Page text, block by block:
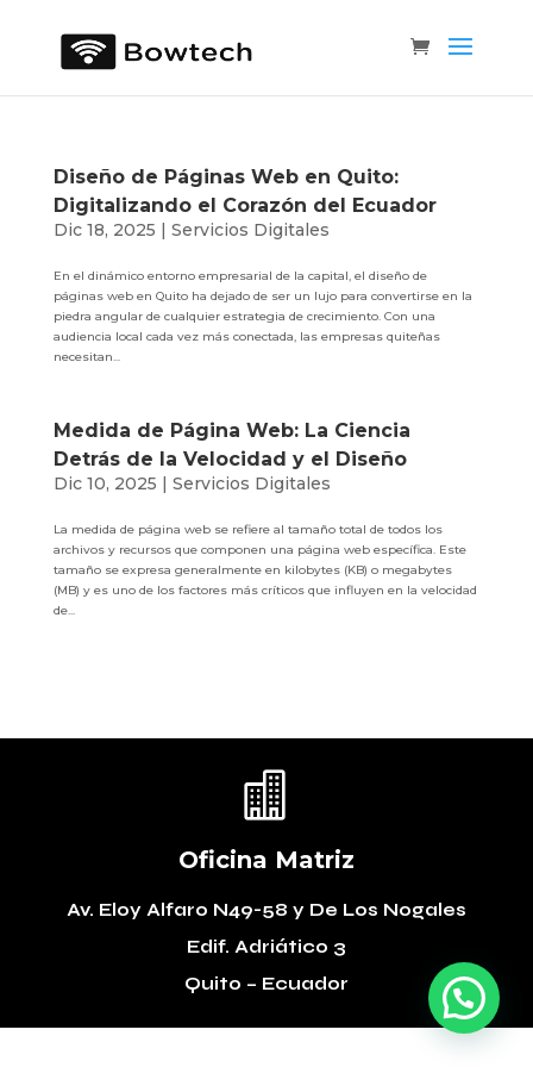
Diseño de Páginas Web en Quito:
Digitalizando el Corazón del Ecuador
Dic 18, 2025 | Servicios Digitales
En el dinámico entorno empresarial de la capital, el diseño de
páginas web en Quito ha dejado de ser un lujo para convertirse en la
piedra angular de cualquier estrategia de crecimiento. Con una
audiencia local cada vez más conectada, las empresas quiteñas
necesitan...
Medida de Página Web: La Ciencia
Detrás de la Velocidad y el Diseño
Dic 10, 2025 | Servicios Digitales
La medida de página web se refiere al tamaño total de todos los
archivos y recursos que componen una página web específica. Este
tamaño se expresa generalmente en kilobytes (KB) o megabytes
(MB) y es uno de los factores más críticos que influyen en la velocidad
de...

Oficina Matriz
Av. Eloy Alfaro N49-58 y De Los Nogales
Edif. Adriático 3
Quito – Ecuador